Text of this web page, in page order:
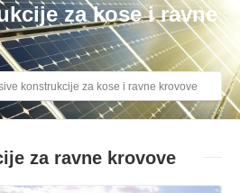
za kose i ravne
konstrukcije za kose i ravne krovove
za ravne krovove